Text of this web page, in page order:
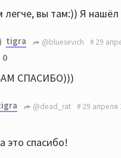
легче, вы там:)) Я нашёл
tigra @bluesevich 29
0
СПАСИБО)))
@dead_rat 29 апреля
это спасибо!